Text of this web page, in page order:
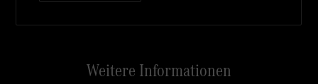
Weitere Informationen